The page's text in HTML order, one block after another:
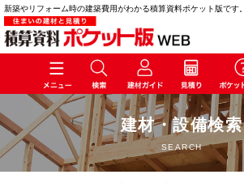
新築やリフォーム時の建築費用がわかる積算資料ポケット版です。
建材・設備検索
SEARCH